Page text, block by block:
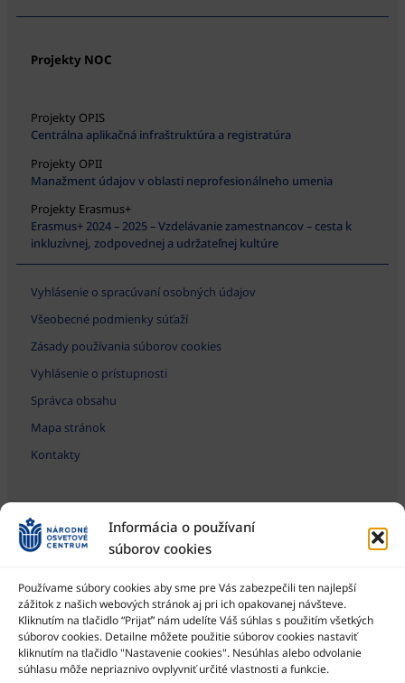
Informácia o používaní
súborov cookies
Používame súbory cookies aby sme pre Vás zabezpečili ten najlepší
zážitok z našich webových stránok aj pri ich opakovanej návšteve.
Kliknutím na tlačidlo “Prijať” nám udelíte Váš súhlas s použitím všetkých
súborov cookies. Detailne môžete použitie súborov cookies nastaviť
kliknutím na tlačidlo "Nastavenie cookies". Nesúhlas alebo odvolanie
súhlasu môže nepriaznivo ovplyvniť určité vlastnosti a funkcie.
Projekty NOC
Projekty OPIS
Centrálna aplikačná infraštruktúra a registratúra
Projekty OPII
Manažment údajov v oblasti neprofesionálneho umenia
Projekty Erasmus+
Erasmus+ 2024 – 2025 – Vzdelávanie zamestnancov – cesta k
inkluzívnej, zodpovednej a udržateľnej kultúre
Vyhlásenie o spracúvaní osobných údajov
Všeobecné podmienky súťaží
Zásady používania súborov cookies
Vyhlásenie o prístupnosti
Správca obsahu
Mapa stránok
Kontakty
Národné osvetové centrum je štátna príspevková organizácia
Ministerstva kultúry SR